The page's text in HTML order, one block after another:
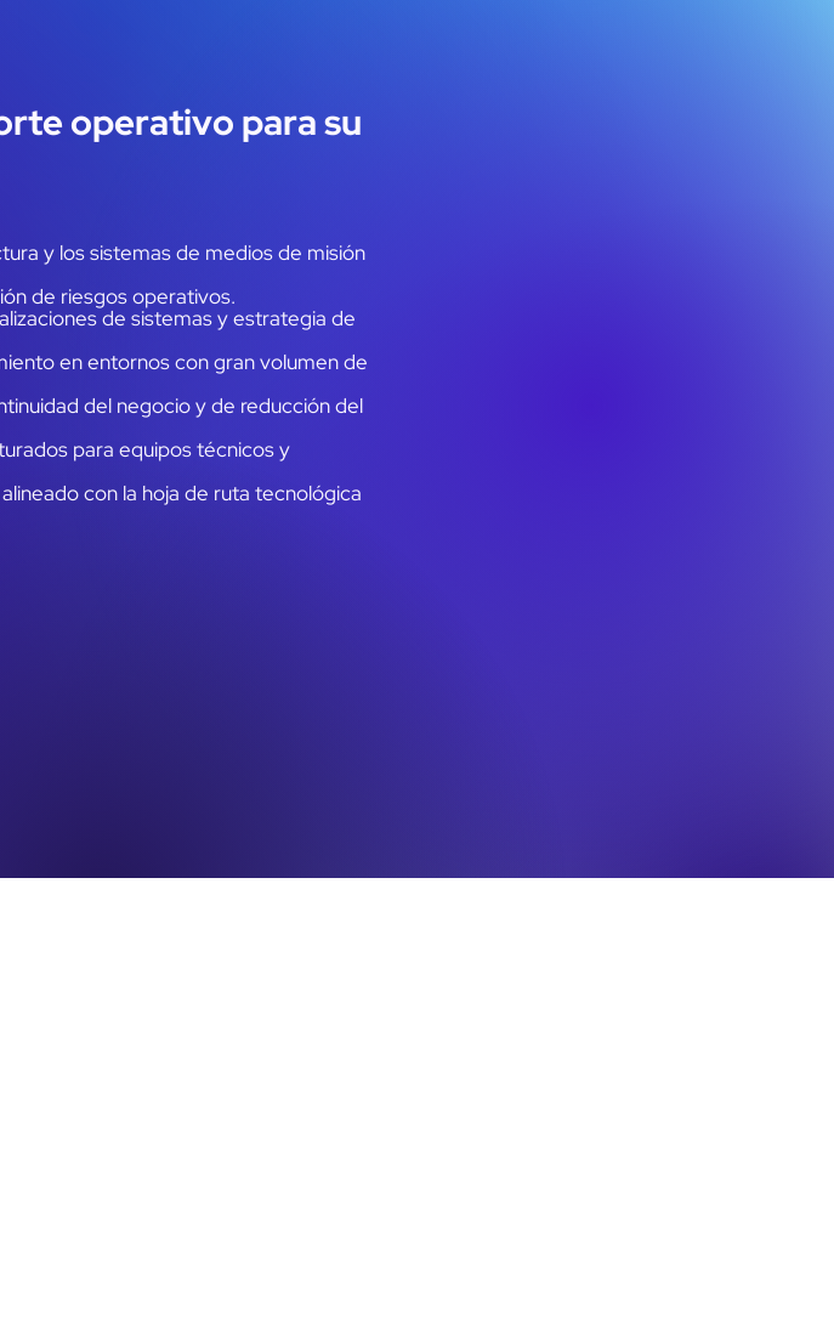
operativo para su
y los sistemas de medios de misión
de riesgos operativos.
de sistemas y estrategia de
en entornos con gran volumen de
del negocio y de reducción del
para equipos técnicos y
con la hoja de ruta tecnológica